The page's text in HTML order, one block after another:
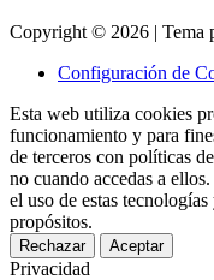
Copyright © 2026 | Tema
Configuración de
Esta web utiliza cookies
funcionamiento y para
de terceros con políticas
no cuando accedas a
el uso de estas
propósitos.
Rechazar Aceptar
Privacidad